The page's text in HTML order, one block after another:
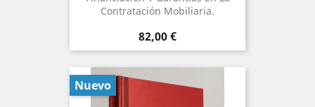
Contratación Mobiliaria.
Precio
82,00 €
Nuevo